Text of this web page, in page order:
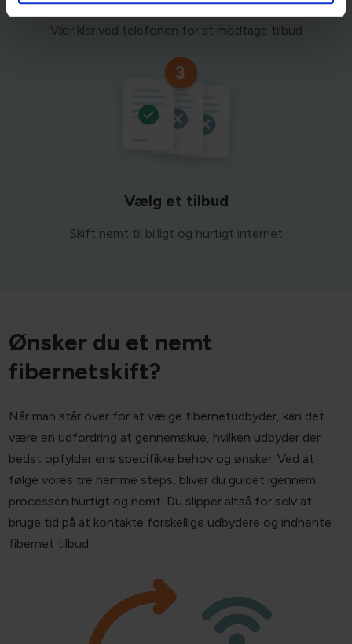
Modtag uforpligtende tilbud
Vælg et tilbud
Ønsker du et nemt
fibernetskift?
Når man står over for at vælge fibernetudbyder, kan det
være en udfordring at gennemskue, hvilken udbyder der
bedst opfylder ens specifikke behov og ønsker. Ved at
følge vores tre nemme steps, bliver du guidet igennem
processen hurtigt og nemt. Du slipper altså for selv at
bruge tid på at kontakte forskellige udbydere og indhente